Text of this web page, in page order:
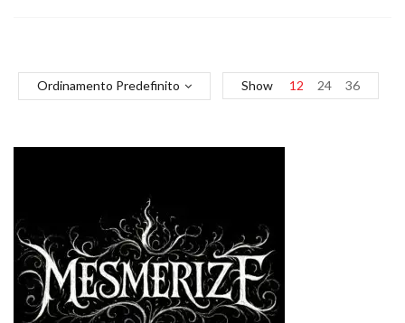
Ordinamento Predefinito Show 12 24 36